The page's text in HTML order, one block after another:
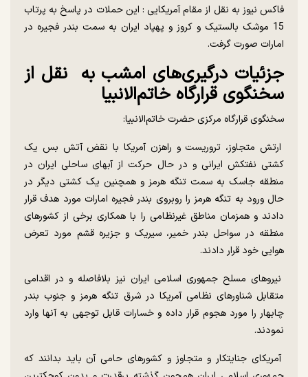
فاکس نیوز به نقل از مقام آمریکایی : این حملات در پاسخ به پرتاب
15 موشک بالستیک و کروز و پهپاد ایران به سمت بندر فجیره در
امارات صورت گرفت.
جزئیات درگیری‌های امشب به نقل از
سخنگوی قرارگاه خاتم‌الانبیا
سخنگوی قرارگاه مرکزی حضرت خاتم‌الانبیا:
ارتش متجاوز، تروریست و راهزن آمریکا با نقض آتش بس یک
کشتی نفتکش ایرانی و در حال حرکت از آبهای ساحلی ایران در
منطقه جاسک به سمت تنگه هرمز و همچنین یک کشتی دیگر در
حال ورود به تنگه هرمز را روبروی بندر فجیره امارات مورد هدف قرار
دادند و همزمان مناطق غیرنظامی را با همکاری برخی از کشورهای
منطقه در سواحل بندر خمیر، سیریک و جزیره قشم مورد تعرض
هوایی خود قرار دادند.
نیروهای مسلح جمهوری اسلامی ایران نیز بلافاصله و در اقدامی
متقابل شناورهای نظامی آمریکا در شرق تنگه هرمز و جنوب بندر
چابهار را مورد هجوم قرار داده و خسارات قابل توجهی به‌ آنها وارد
نمودند.
آمریکای جنایتکار و متجاوز و کشورهای حامی آن باید بدانند که